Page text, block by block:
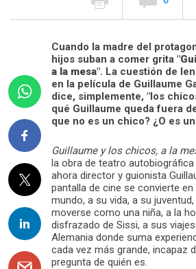
Cuando la madre del
hijos suban a comer grita "
a la mesa". La cuestión de
en la película de Guillaume
dice, simplemente, "los
qué Guillaume queda fuera
que no es un chico? ¿O es
Guillaume y los chicos, a la
la obra de teatro
ahora director y guionista
pantalla de cine se convierte en
mundo, a su vida, a su
moverse como una niña, a la
disfrazado de Sissi, a sus
Alemania donde suma
cada vez más grande, incapaz
pregunta de quién es.